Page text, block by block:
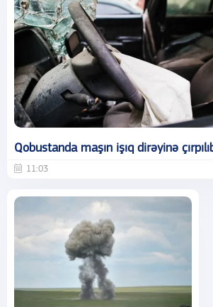
Qobustanda maşın işıq dirəyinə
11:03